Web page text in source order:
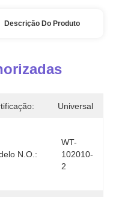
Descrição Do Produto
Universal
N.O.:
WT-
102010-
2